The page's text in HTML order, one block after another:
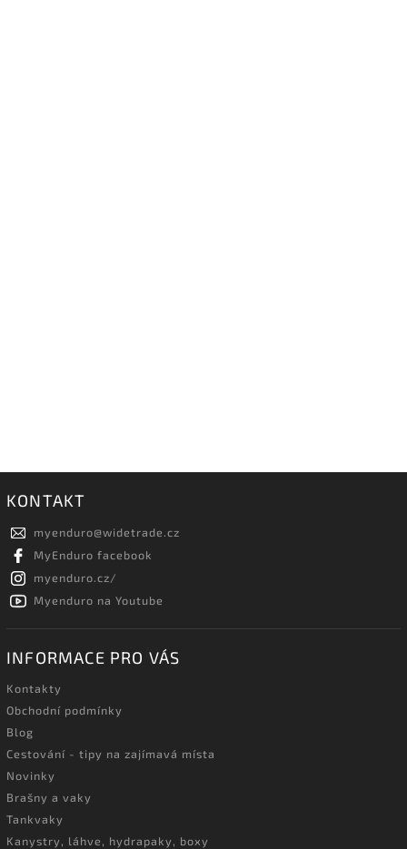
KONTAKT
myenduro@widetrade.cz
MyEnduro facebook
myenduro.cz/
Myenduro na Youtube
INFORMACE PRO VÁS
Kontakty
Obchodní podmínky
Blog
Cestování - tipy na zajímavá místa
Novinky
Brašny a vaky
Tankvaky
Kanystry, láhve, hydrapaky, boxy